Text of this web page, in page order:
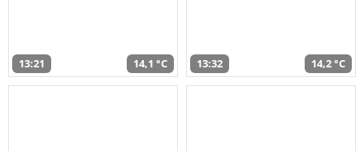
13:21 14,1 °C 13:32 14,2 °C